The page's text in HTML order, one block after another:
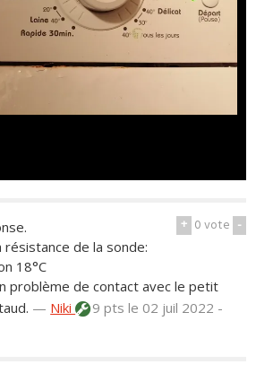
+ 0vote -
résistance de la sonde:
18°C
problème de contact avec le petit
— Niki 9 ptsle 02 juil 2022 -